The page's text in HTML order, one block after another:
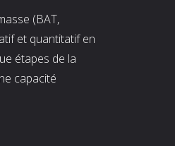
(BAT,
et quantitatif en
étapes de la
capacité